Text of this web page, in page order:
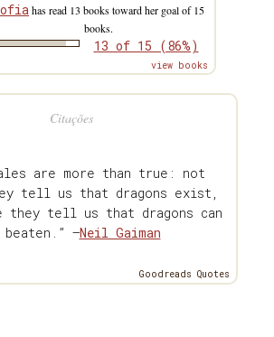
has read 13 books toward her goal of 15
books.
13 of 15 (86%)
view books
Citações
are more than true: not
tell us that dragons exist,
they tell us that dragons can
beaten.” —Neil Gaiman
Goodreads Quotes